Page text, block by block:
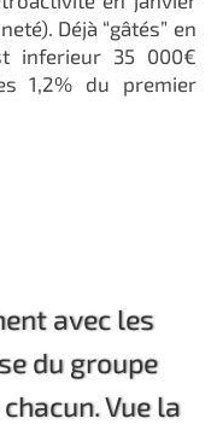
Déjà “gâtés” en
inferieur 35 000€
1,2% du premier
avec les
du groupe
Vue la